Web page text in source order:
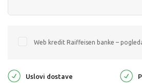
Web kredit Raiffeisen banke –
Uslovi dostave